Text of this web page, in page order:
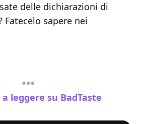
delle dichiarazioni di
Fatecelo sapere nei
leggere su BadTaste